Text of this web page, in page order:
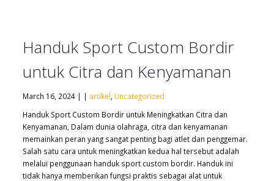
Handuk Sport Custom Bordir
untuk Citra dan Kenyamanan
March 16, 2024 | | artikel Uncategorized
Handuk Sport Custom Bordir untuk Meningkatkan Citra dan
Kenyamanan, Dalam dunia olahraga, citra dan kenyamanan
memainkan peran yang sangat penting bagi atlet dan penggemar.
Salah satu cara untuk meningkatkan kedua hal tersebut adalah
melalui penggunaan handuk sport custom bordir. Handuk ini
tidak hanya memberikan fungsi praktis sebagai alat untuk